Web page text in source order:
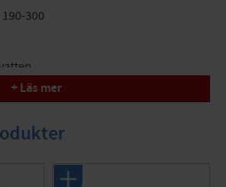
300
R100 enligt MID.
+ Läs mer